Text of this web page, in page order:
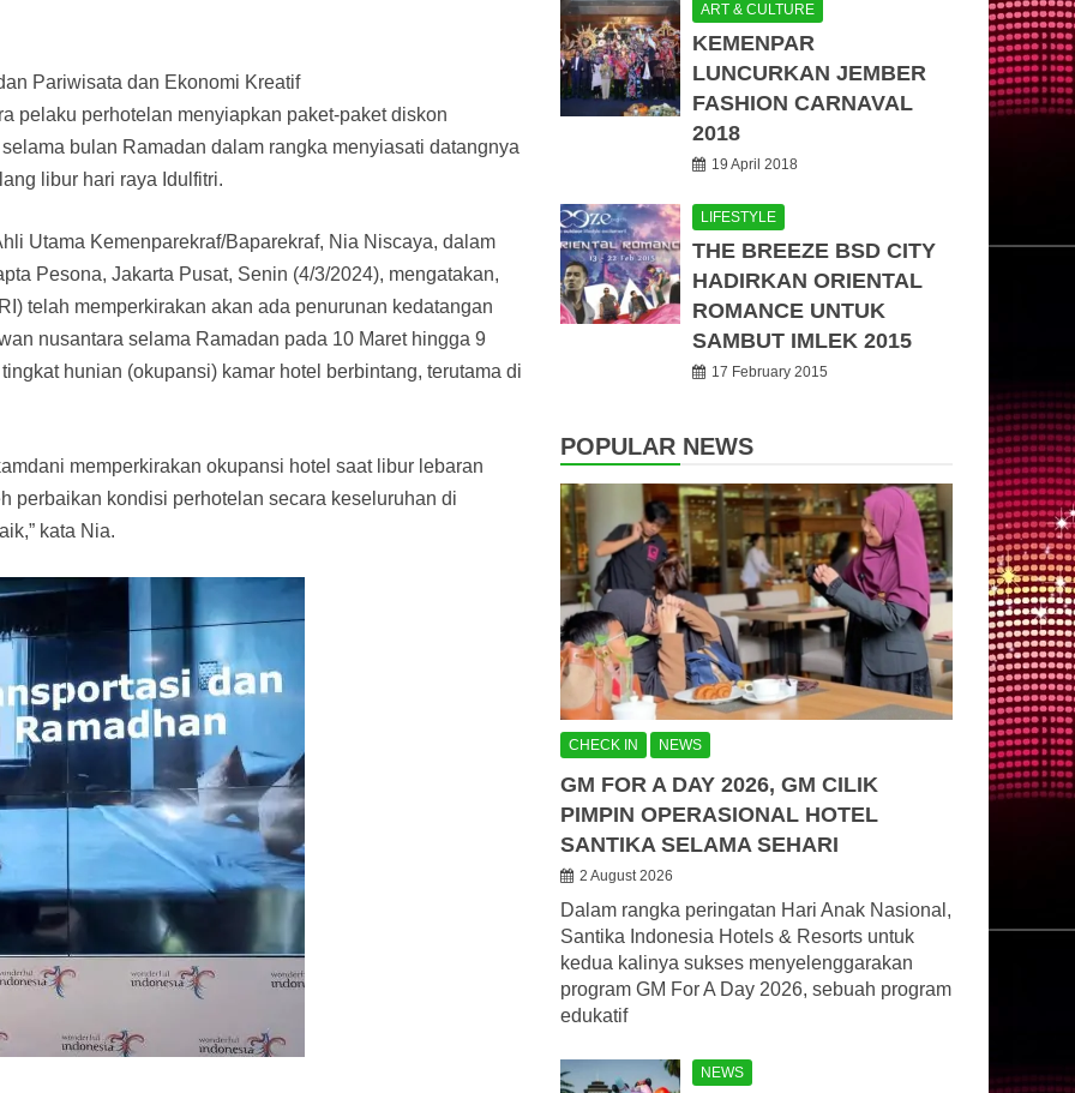
Pariwisata dan Ekonomi Kreatif
pelaku perhotelan menyiapkan paket-paket diskon
bulan Ramadan dalam rangka menyiasati datangnya
libur hari raya Idulfitri.
Utama Kemenparekraf/Baparekraf, Nia Niscaya, dalam
Pesona, Jakarta Pusat, Senin (4/3/2024), mengatakan,
telah memperkirakan akan ada penurunan kedatangan
nusantara selama Ramadan pada 10 Maret hingga 9
hunian (okupansi) kamar hotel berbintang, terutama di
memperkirakan okupansi hotel saat libur lebaran
perbaikan kondisi perhotelan secara keseluruhan di
kata Nia.
ART & CULTURE
KEMENPAR
LUNCURKAN JEMBER
FASHION CARNAVAL
2018
19 April 2018
LIFESTYLE
THE BREEZE BSD CITY
HADIRKAN ORIENTAL
ROMANCE UNTUK
SAMBUT IMLEK 2015
17 February 2015
POPULAR NEWS
CHECK IN NEWS
GM FOR A DAY 2026, GM CILIK
PIMPIN OPERASIONAL HOTEL
SANTIKA SELAMA SEHARI
2 August 2026
Dalam rangka peringatan Hari Anak Nasional,
Santika Indonesia Hotels & Resorts untuk
kedua kalinya sukses menyelenggarakan
program GM For A Day 2026, sebuah program
edukatif
NEWS